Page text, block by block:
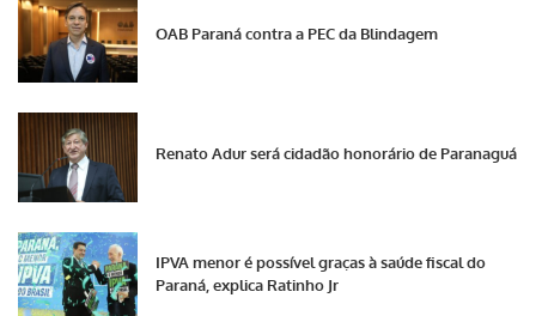
OAB Paraná contra a PEC da Blindagem
Renato Adur será cidadão honorário de Paranaguá
IPVA menor é possível graças à saúde fiscal do
Paraná, explica Ratinho Jr